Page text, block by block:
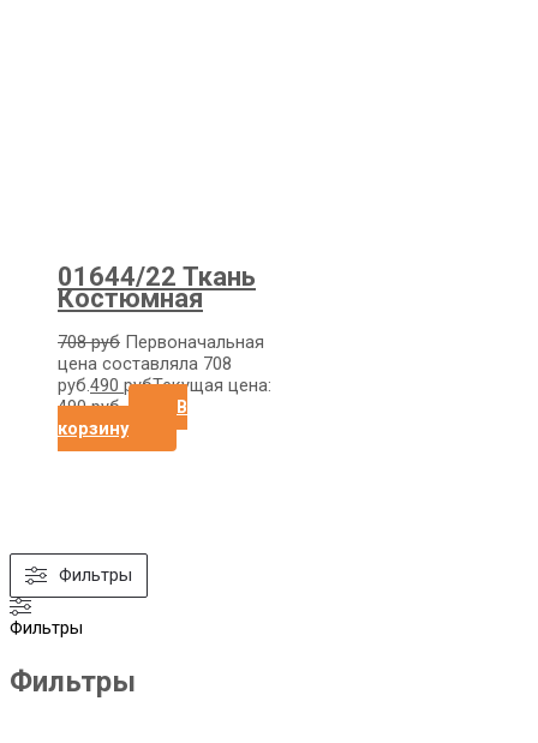
Фильтры
Фильтры
Фильтры
01644/22 Ткань
Костюмная
708руб Первоначальная
цена составляла 708
руб.490 рубТекущая цена:
490 руб.
В
корзину